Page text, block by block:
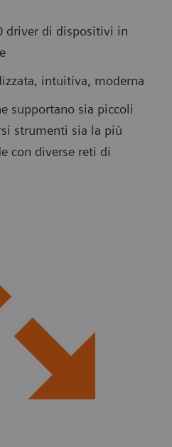
driver di dispositivi in
intuitiva, moderna
supportano sia piccoli
strumenti sia la più
con diverse reti di